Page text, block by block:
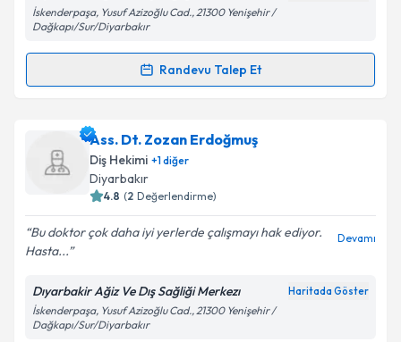
Kişisel verilerimin işlenmesine ilişkinAydınlatma
'ni okudum ve kişisel verilerimin belirtilen
kapsamda işlenmesini kabul ediyorum.
Takvim Talebini Gönder
İskenderpaşa, Yusuf Azizoğlu Cad., 21300 Yenişehir /
Dağkapı/Sur/Diyarbakır
Randevu Talep Et
Randevu Takvimi Talebi
Dt. Mustafa Tümerdemiçin randevu takvimi talebi
oluşturun. Size bu uzmandan randevu almanız için bir
takvim hazırlandığında e-posta ile bilgilendireceğiz.
Kişisel verilerimin işlenmesine ilişkin
Aydınlatma
Metni'ni okudum ve kişisel verilerimin belirtilen
kapsamda işlenmesini kabul ediyorum.
Ass. Dt. Zozan Erdoğmuş
Diş Hekimi +1diğer
Diyarbakır
4.8 (2 Değerlendirme)
Bu doktor çok daha iyi yerlerde çalışmayı hak ediyor.
Hasta...
Devamı
Dıyarbakir Ağiz Ve Dış Sağliği Merkezı Haritada Göster
İskenderpaşa, Yusuf Azizoğlu Cad., 21300 Yenişehir /
Dağkapı/Sur/Diyarbakır